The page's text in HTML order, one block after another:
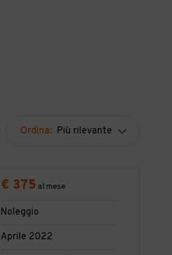
Ordina: Più rilevante
€ 375 al mese
Noleggio
Aprile 2022